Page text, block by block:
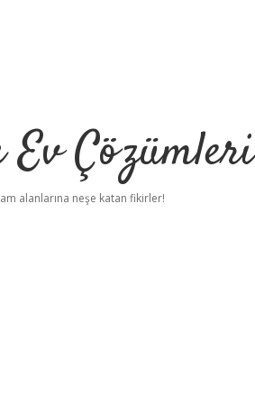
Çözümleri
alanlarına neşe katan fikirler!